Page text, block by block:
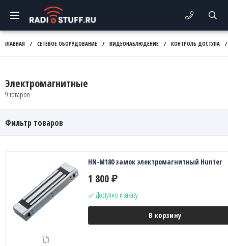
ГЛАВНАЯ / СЕТЕВОЕ ОБОРУДОВАНИЕ / ВИДЕОНАБЛЮДЕНИЕ / КОНТРОЛЬ ДОСТУПА /
Электромагнитные
9 товаров
Фильтр товаров
HN-M180 замок электромагнитный Hunter
1 800 ₽
Доступно к заказу
В корзину